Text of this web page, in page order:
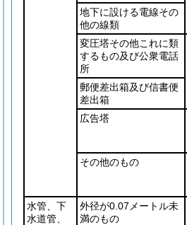
地下に設ける電線その
他の線類
変圧塔その他これに類
するもの及び公衆電話
所
郵便差出箱及び信書便
差出箱
広告塔
その他のもの
水管、下
水道管、
外径が0.07メートル未
満のもの